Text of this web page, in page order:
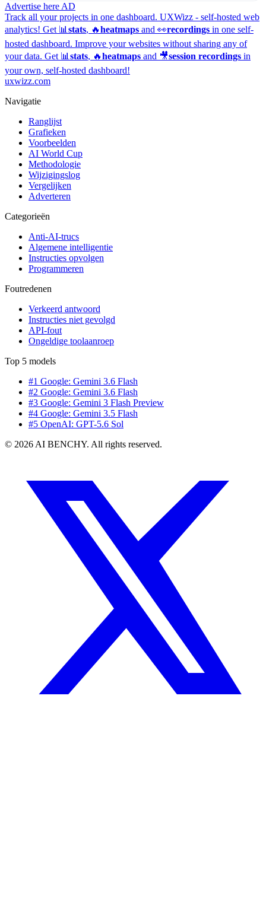
Advertise here AD
Track all your projects in one dashboard. UXWizz - self-hosted web
analytics! Get 📊 stats, 🔥heatmaps and 👀recordings in one self-
hosted dashboard. Improve your websites without sharing any of
your data. Get 📊 stats, 🔥heatmaps and 🎥session recordings in
your own, self-hosted dashboard!
uxwizz.com
Navigatie
Ranglijst
Grafieken
Voorbeelden
AI World Cup
Methodologie
Wijzigingslog
Vergelijken
Adverteren
Categorieën
Anti-AI-trucs
Algemene intelligentie
Instructies opvolgen
Programmeren
Foutredenen
Verkeerd antwoord
Instructies niet gevolgd
API-fout
Ongeldige toolaanroep
Top 5 models
#1 Google: Gemini 3.6 Flash
#2 Google: Gemini 3.6 Flash
#3 Google: Gemini 3 Flash Preview
#4 Google: Gemini 3.5 Flash
#5 OpenAI: GPT-5.6 Sol
© 2026 AI BENCHY. All rights reserved.